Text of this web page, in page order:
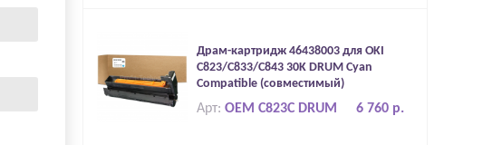
Драм-картридж 46438003 для OKI
C823/C833/C843 30K DRUM Cyan
Compatible (совместимый)
6 760 р.
Арт: OEM C823C DRUM